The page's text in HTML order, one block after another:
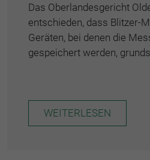
Das Oberlandesgericht
entschieden, dass Blitzer-
Geräten, bei denen die
gespeichert werden,
WEITERLESEN